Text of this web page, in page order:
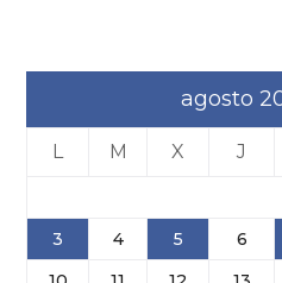
agosto
L M X J
3
4 5 6